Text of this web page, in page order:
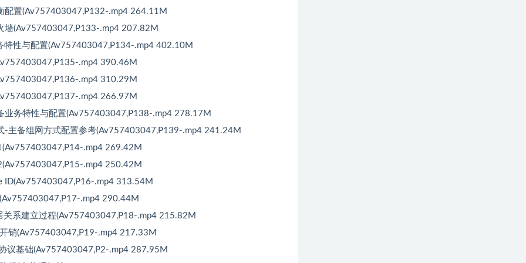
置(Av757403047,P132-.mp4 264.11M
(Av757403047,P133-.mp4 207.82M
性与配置(Av757403047,P134-.mp4 402.10M
.mp4 390.46M
.mp4 310.29M
.mp4 266.97M
务特性与配置(Av757403047,P138-.mp4 278.17M
备组网方式配置参考(Av757403047,P139-.mp4 241.24M
.mp4 269.42M
.mp4 250.42M
.mp4 313.54M
.mp4 290.44M
系建立过程(Av757403047,P18-.mp4 215.82M
销(Av757403047,P19-.mp4 217.33M
议基础(Av757403047,P2-.mp4 287.95M